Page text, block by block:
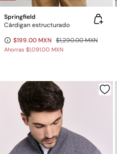
Springfield
Cárdigan estructurado
$199.00 MXN $1,290.00 MXN
Ahorras $1,091.00 MXN